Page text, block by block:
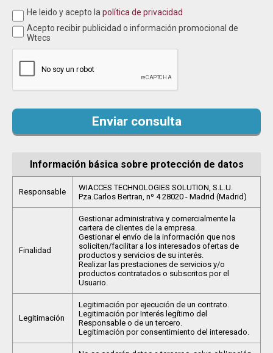
He leido y acepto lapolítica de privacidad
Acepto recibir publicidad o información promocional de
Wtecs
Enviar consulta
Información básica sobre protección de datos
Responsable
WIACCES TECHNOLOGIES SOLUTION, S.L.U.
Pza.Carlos Bertran, nº 4 28020 - Madrid (Madrid)
Finalidad
Gestionar administrativa y comercialmente la
cartera de clientes de la empresa.
Gestionar el envío de la información que nos
soliciten/facilitar a los interesados ofertas de
productos y servicios de su interés.
Realizar las prestaciones de servicios y/o
productos contratados o subscritos por el
Usuario.
Legitimación
Legitimación por ejecución de un contrato.
Legitimación por Interés legítimo del
Responsable o de un tercero.
Legitimación por consentimiento del interesado.